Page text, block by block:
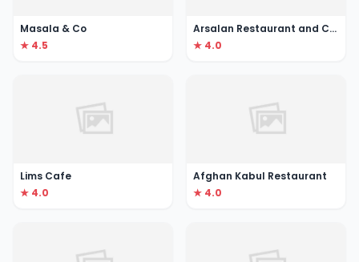
Masala & Co
★ 4.5
Arsalan Restaurant and Caterer
★ 4.0
Lims Cafe
★ 4.0
Afghan Kabul Restaurant
★ 4.0